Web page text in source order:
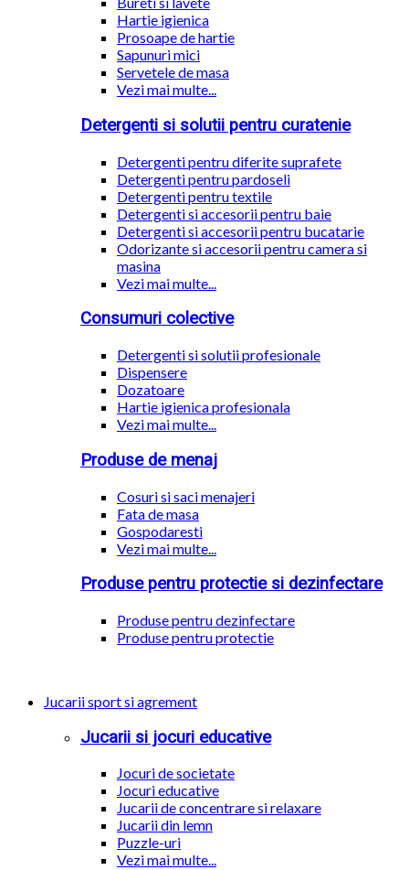
Hartie igienica
Prosoape de hartie
Sapunuri mici
Servetele de masa
Vezi mai multe...
Detergenti si solutii pentru curatenie
Detergenti pentru diferite suprafete
Detergenti pentru pardoseli
Detergenti pentru textile
Detergenti si accesorii pentru baie
Detergenti si accesorii pentru bucatarie
Odorizante si accesorii pentru camera si
masina
Vezi mai multe...
Consumuri colective
Detergenti si solutii profesionale
Dispensere
Dozatoare
Hartie igienica profesionala
Vezi mai multe...
Produse de menaj
Cosuri si saci menajeri
Fata de masa
Gospodaresti
Vezi mai multe...
Produse pentru protectie si dezinfectare
Produse pentru dezinfectare
Produse pentru protectie
Jucarii sport si agrement
Jucarii si jocuri educative
Jocuri de societate
Jocuri educative
Jucarii de concentrare si relaxare
Jucarii din lemn
Puzzle-uri
Vezi mai multe...